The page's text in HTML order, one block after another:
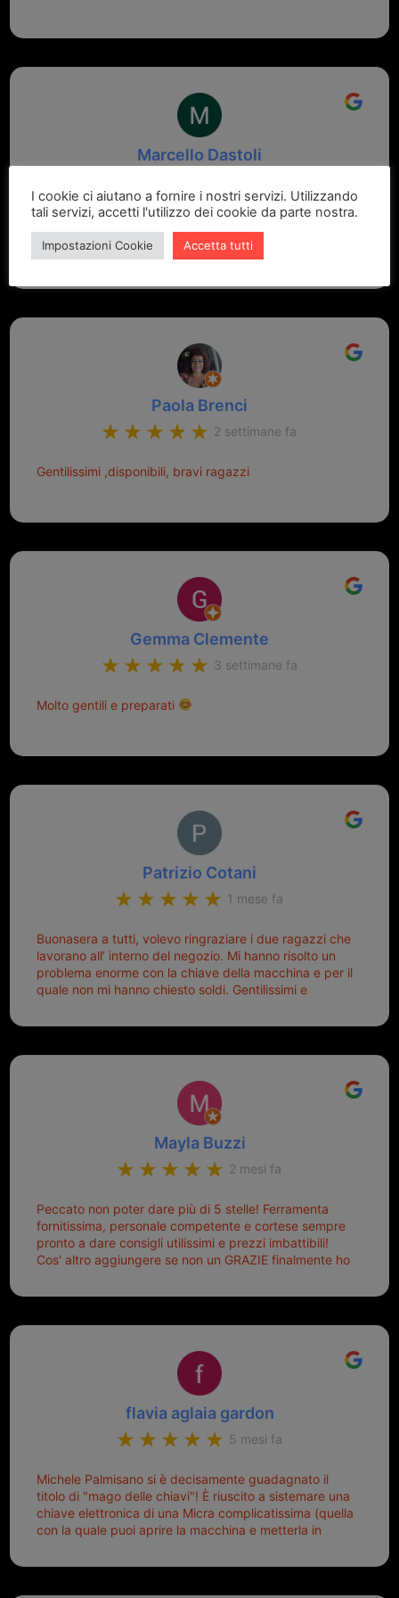
Marcello Dastoli
GRANDE PROFESSIONALITA' E DISPONIBILITA' - UN
VERO PUNTO DI RIFERIMENTO PER LA ZONA
Paola Brenci
2 settimane fa
Gentilissimi ,disponibili, bravi ragazzi
Gemma Clemente
3 settimane fa
Molto gentili e preparati
Patrizio Cotani
1 mese fa
Buonasera a tutti, volevo ringraziare i due ragazzi che
lavorano all’ interno del negozio. Mi hanno risolto un
problema enorme con la chiave della macchina e per il
quale non mi hanno chiesto soldi. Gentilissimi e
Sicuramente tornerò qui per qualsiasi altro problema.
Mayla Buzzi
2 mesi fa
Peccato non poter dare più di 5 stelle! Ferramenta
fornitissima, personale competente e cortese sempre
pronto a dare consigli utilissimi e prezzi imbattibili!
Cos' altro aggiungere se non un GRAZIE finalmente ho
mio riferimento. Ah dimenticavo...da loro sono riuscita
Top top top!!!
flavia aglaia gardon
5 mesi fa
Michele Palmisano si è decisamente guadagnato il
titolo di "mago delle chiavi"! È riuscito a sistemare una
chiave elettronica di una Micra complicatissima (quella
con la quale puoi aprire la macchina e metterla in
pronta per la pattumiera... Avevo passato mesi con le
I cookie ci aiutano a fornire i nostri servizi. Utilizzando
tali servizi, accetti l'utilizzo dei cookie da parte nostra.
Impostazioni Cookie Accetta tutti